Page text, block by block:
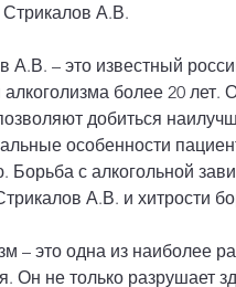
Стрикалов А.В.
А.В. – это известный
более 20 лет.
добиться
особенности
Борьба с алкогольной
А.В. и хитрости
– это одна из наиболее
Он не только разрушает